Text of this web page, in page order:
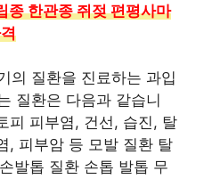
종 한관종 쥐젖 편평사마
의 질환을 진료하는 과입
질환은 다음과 같습니
피 피부염, 건선, 습진, 탈
, 피부암 등 모발 질환 탈
발톱 질환 손톱 발톱 무